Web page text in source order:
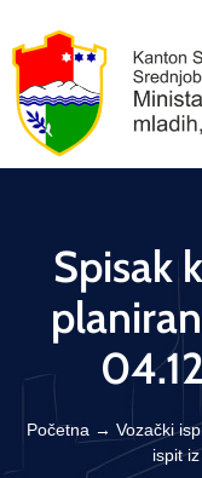
Spisak
Početna → Vozački
ispit